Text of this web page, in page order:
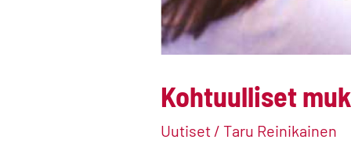
Kohtuulliset
Uutiset /Taru Reinikainen